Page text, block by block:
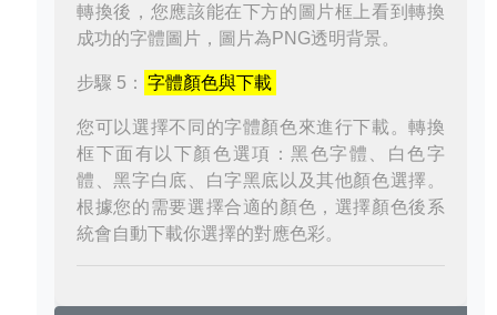
轉換後，您應該能在下方的圖片框上看到轉換
成功的字體圖片，圖片為PNG透明背景。
步驟 5： 字體顏色與下載
您可以選擇不同的字體顏色來進行下載。轉換
框下面有以下顏色選項：黑色字體、白色字
體、黑字白底、白字黑底以及其他顏色選擇。
根據您的需要選擇合適的顏色，選擇顏色後系
統會自動下載你選擇的對應色彩。